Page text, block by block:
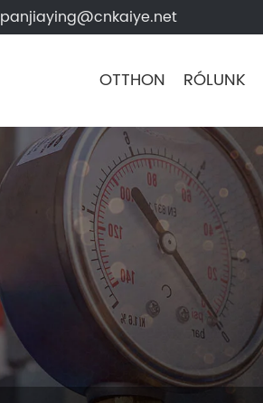
panjiaying@cnkaiye.net
OTTHON RÓLUNK